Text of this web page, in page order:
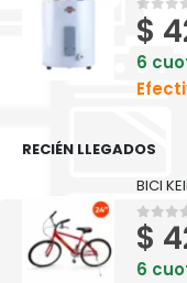
0out
$
6
RECIÉN LLEGADOS
BICI
0out
$
6